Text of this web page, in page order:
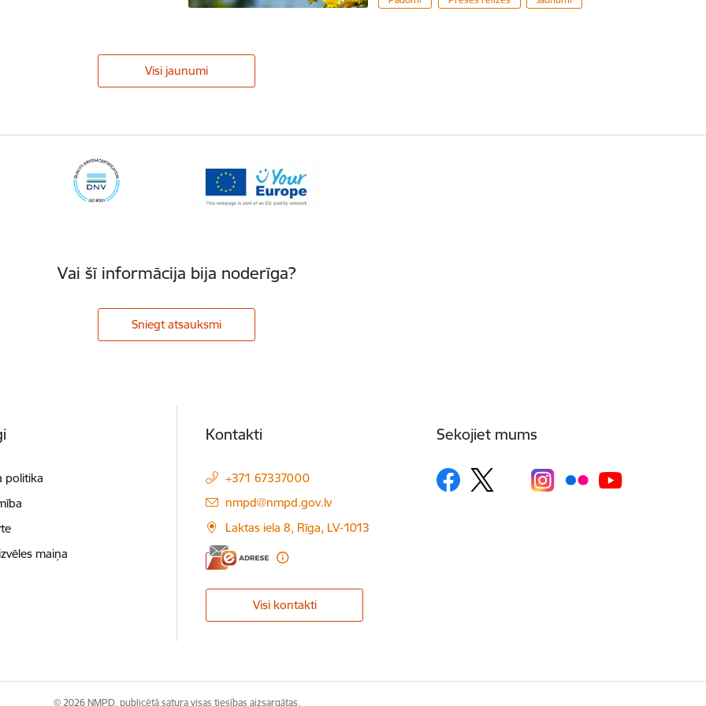
Visi jaunumi
Vai šī informācija bija noderīga?
Sniegt atsauksmi
politika
maiņa
Kontakti
+371 67337000
E-pasts:
nmpd@nmpd.gov.lv
Laktas iela 8, Rīga, LV-1013
Visi kontakti
Sekojiet mums
© 2026 NMPD, publicētā satura visas tiesības aizsargātas.